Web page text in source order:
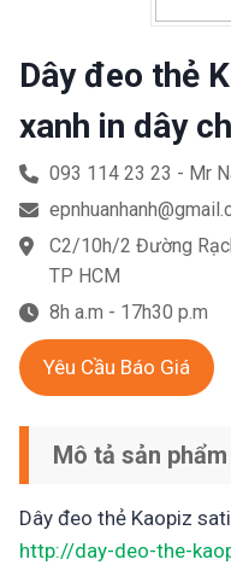
Dây đeo thẻ
xanh in dây
093 114 23 23 - Mr
C2/10h/2 Đường
TP HCM
8h a.m - 17h30 p.m
Yêu Cầu Báo Giá
Mô tả sản phẩm
Dây đeo thẻ Kaopiz
http://day-deo-the-